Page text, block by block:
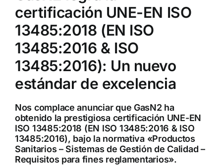
certificación UNE-EN ISO
13485:2018 (EN ISO
13485:2016 & ISO
13485:2016): Un nuevo
estándar de excelencia
Nos complace anunciar que GasN2 ha
obtenido la prestigiosa certificación UNE-EN
ISO 13485:2018 (EN ISO 13485:2016 & ISO
13485:2016), bajo la normativa «Productos
Sanitarios – Sistemas de Gestión de Calidad –
Requisitos para fines reglamentarios».